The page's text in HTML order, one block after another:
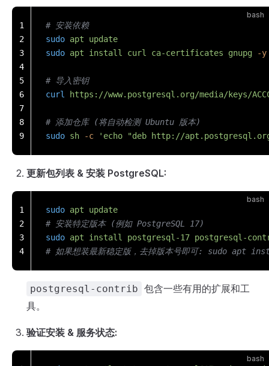
bash
# 安装依赖
sudo apt update
sudo apt install curl ca-certificates gnupg -y
# 导入密钥
curl
https://www.postgresql.org/media/keys/
# 添加仓库 (将自动检测 Ubuntu 版本)
sudo sh -c 'echo "deb http://
1
2
3
4
5
6
7
8
9
更新包列表 & 安装 PostgreSQL:
bash
sudo apt update
# 安装特定版本 (例如 PostgreSQL 17)
sudo apt install postgresql-17 postgresql-
# 如果想装最新稳定版，去掉版本号即可: sudo
1
2
3
4
postgresql-contrib 包含一些有用的扩展和工
具。
验证安装 & 服务状态:
bash